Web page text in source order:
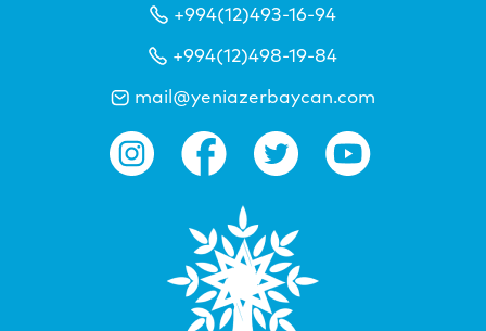
+994(12)493-16-94
+994(12)498-19-84
mail@yeniazerbaycan.com